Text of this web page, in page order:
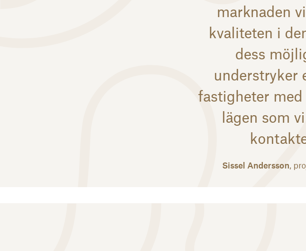
marknaden
kvaliteten i
dess
understryker
fastigheter
lägen som
Sissel Andersson,